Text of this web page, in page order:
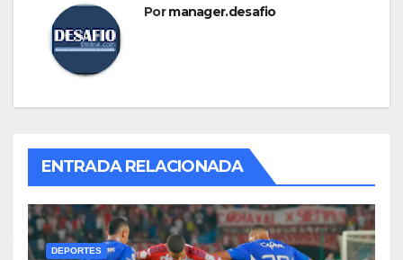
Pormanager.desafio
ENTRADA RELACIONADA
DEPORTES